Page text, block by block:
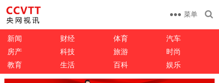
菜单
新闻 财经 体育
汽车
房产
科技 旅游
时尚
教育
生活 百科 娱乐